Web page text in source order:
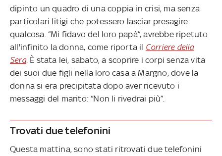
dipinto un quadro di una coppia in crisi, ma senza
particolari litigi che potessero lasciar presagire
qualcosa. “Mi fidavo del loro papà”, avrebbe ripetuto
all'infinito la donna, come riporta il Corriere della
Sera. È stata lei, sabato, a scoprire i corpi senza vita
dei suoi due figli nella loro casa a Margno, dove la
donna si era precipitata dopo aver ricevuto i
messaggi del marito: “Non li rivedrai più”.
Trovati due telefonini
Questa mattina, sono stati ritrovati due telefonini